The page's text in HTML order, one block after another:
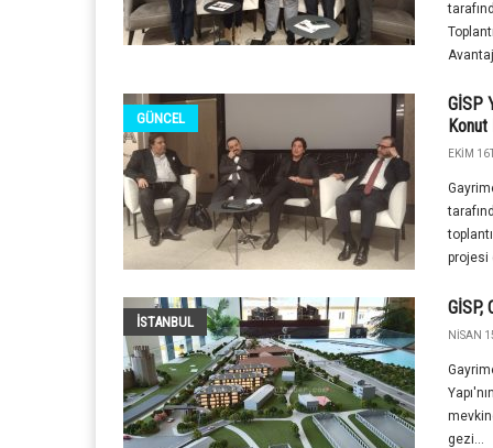
GÜNCEL
GİSP
EKIM
projesi
İSTANBUL
GİSP,
NISAN
gezi...